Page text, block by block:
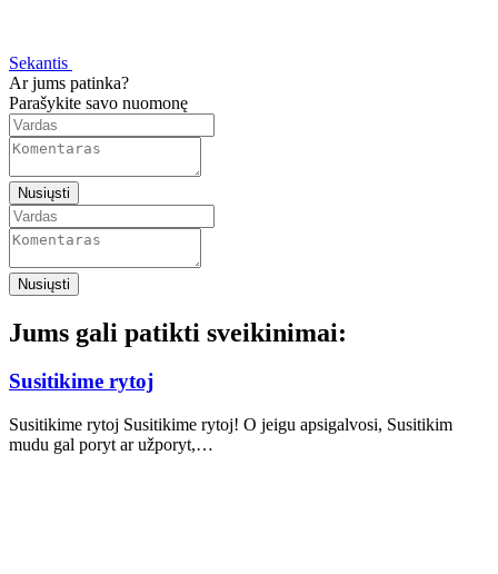
Sekantis
Ar jums patinka?
Parašykite savo nuomonę
Nusiųsti
Nusiųsti
Jums gali patikti sveikinimai:
Susitikime rytoj
Susitikime rytoj Susitikime rytoj! O jeigu apsigalvosi, Susitikim
mudu gal poryt ar užporyt,…